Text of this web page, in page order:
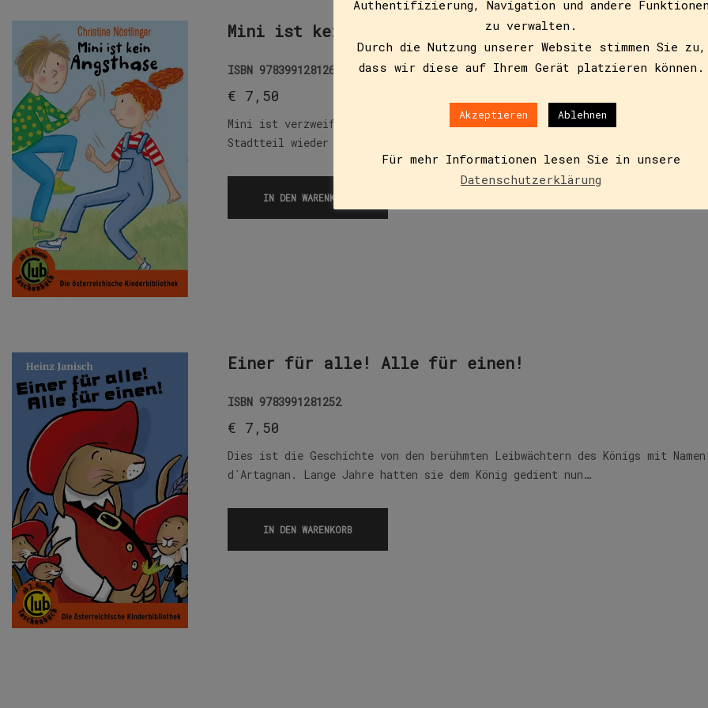
Mini ist kein Angsthase
ISBN 9783991281269
€ 7,50
Mini ist verzweifelt: Nach einem Streit mit Moritz findet sie sich ganz
Stadtteil wieder und hat keine Ahnung, wie sie nach…
IN DEN WARENKORB
Einer für alle! Alle für einen!
ISBN 9783991281252
€ 7,50
Dies ist die Geschichte von den berühmten Leibwächtern des Königs mit
d`Artagnan. Lange Jahre hatten sie dem König gedient nun…
IN DEN WARENKORB
Authentifizierung, Navigation und andere Funktionen
zu verwalten.
Durch die Nutzung unserer Website stimmen Sie zu,
dass wir diese auf Ihrem Gerät platzieren können.
Akzeptieren Ablehnen
Für mehr Informationen lesen Sie in unsere
Datenschutzerklärung